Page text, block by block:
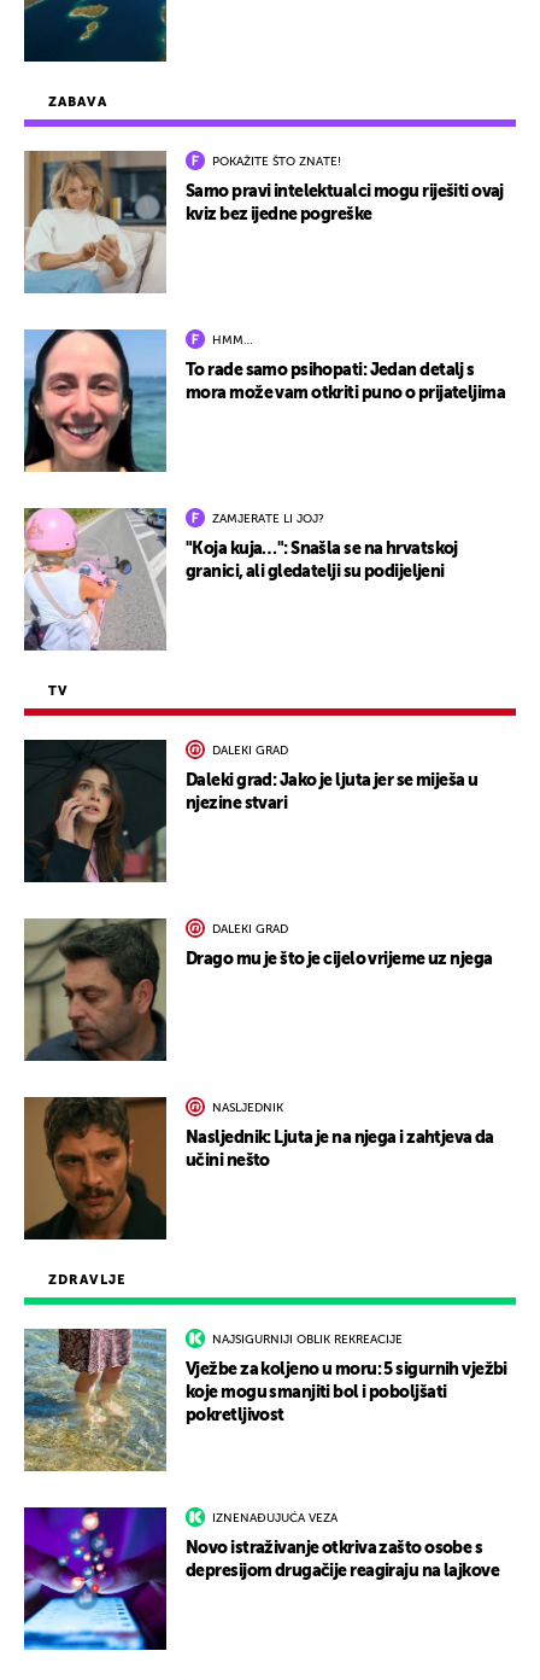
ZDRAVLJE
NAJSIGURNIJI OBLIK REKREACIJE
Vježbe za koljeno u moru: 5 sigurnih vježbi
koje mogu smanjiti bol i poboljšati
pokretljivost
IZNENAĐUJUĆA VEZA
Novo istraživanje otkriva zašto osobe s
depresijom drugačije reagiraju na lajkove
ZABAVA
POKAŽITE ŠTO ZNATE!
Samo pravi intelektualci mogu riješiti ovaj
kviz bez ijedne pogreške
HMM…
To rade samo psihopati: Jedan detalj s
mora može vam otkriti puno o prijateljima
ZAMJERATE LI JOJ?
"Koja kuja…": Snašla se na hrvatskoj
granici, ali gledatelji su podijeljeni
TV
DALEKI GRAD
Daleki grad: Jako je ljuta jer se miješa u
njezine stvari
DALEKI GRAD
Drago mu je što je cijelo vrijeme uz njega
NASLJEDNIK
Nasljednik: Ljuta je na njega i zahtjeva da
učini nešto